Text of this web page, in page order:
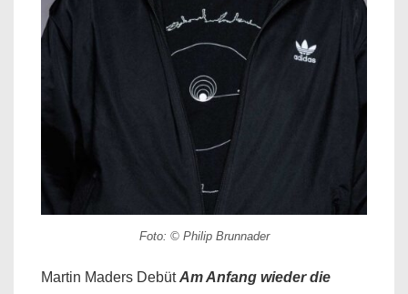
Foto: © Philip Brunnader
Martin Maders DebütAm Anfang wieder die